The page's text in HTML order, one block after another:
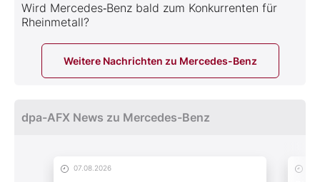
Wird Mercedes‑Benz bald zum Konkurrenten für
Rheinmetall?
Weitere Nachrichten zu Mercedes-Benz
dpa-AFX News zu Mercedes-Benz
07.08.2026